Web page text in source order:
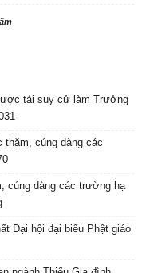
tái suy cử làm Trưởng
cúng dàng các
cúng dàng các trường hạ
Đại hội đại biểu Phật giáo